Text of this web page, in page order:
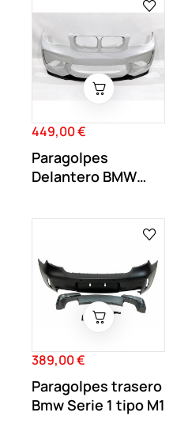
Precio
449,00 €
Paragolpes
Delantero BMW
Look...
Precio
389,00 €
Paragolpes trasero
Bmw Serie 1 tipo M1